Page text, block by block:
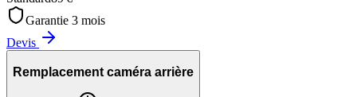
Garantie 3 mois
Devis
Remplacement caméra arrière